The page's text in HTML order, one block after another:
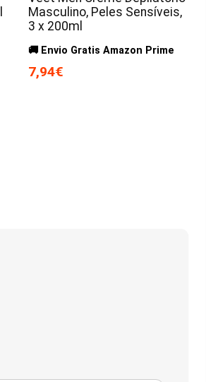
Masculino, Peles Sensíveis,
3 x 200ml
🚚 Envio Gratis Amazon Prime
7,94€